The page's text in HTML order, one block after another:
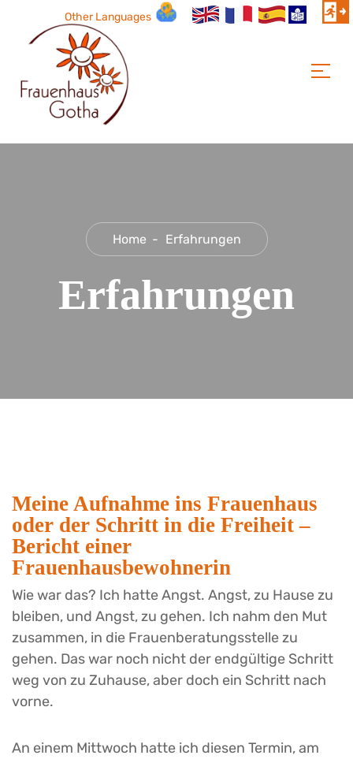
Other Languages
Home Erfahrungen
Erfahrungen
Meine Aufnahme ins Frauenhaus
oder der Schritt in die Freiheit –
Bericht einer
Frauenhausbewohnerin
Wie war das? Ich hatte Angst. Angst, zu Hause zu
bleiben, und Angst, zu gehen. Ich nahm den Mut
zusammen, in die Frauenberatungsstelle zu
gehen. Das war noch nicht der endgültige Schritt
weg von zu Zuhause, aber doch ein Schritt nach
vorne.
An einem Mittwoch hatte ich diesen Termin, am